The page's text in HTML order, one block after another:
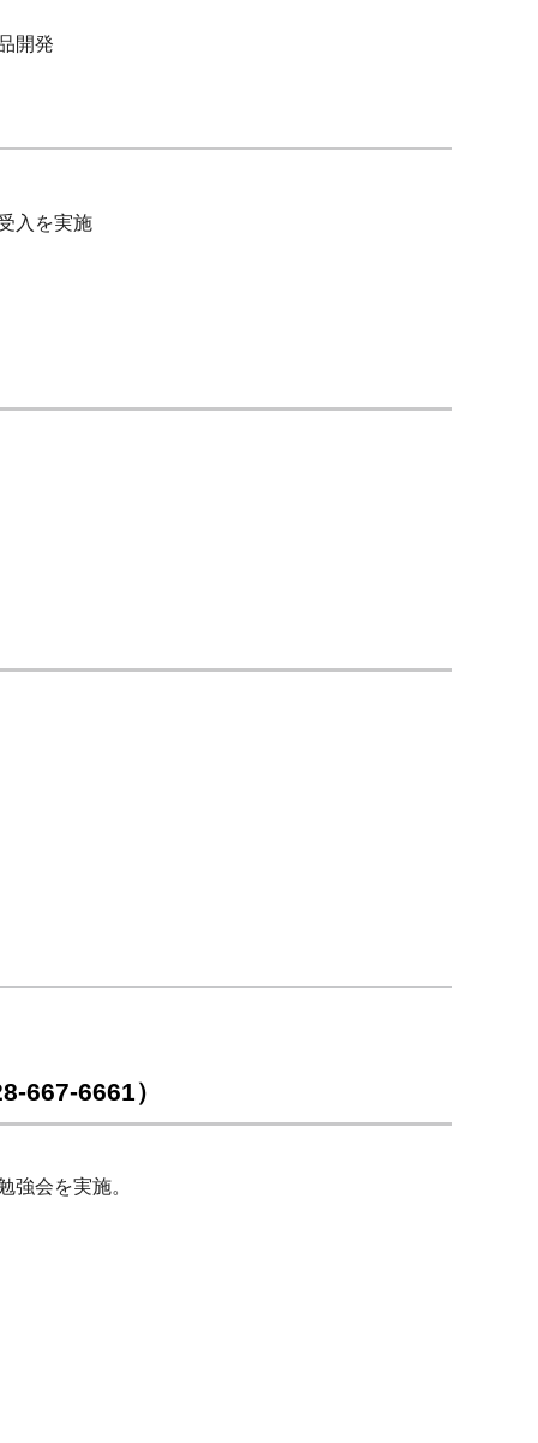
開発
入を実施
667-6661）
強会を実施。